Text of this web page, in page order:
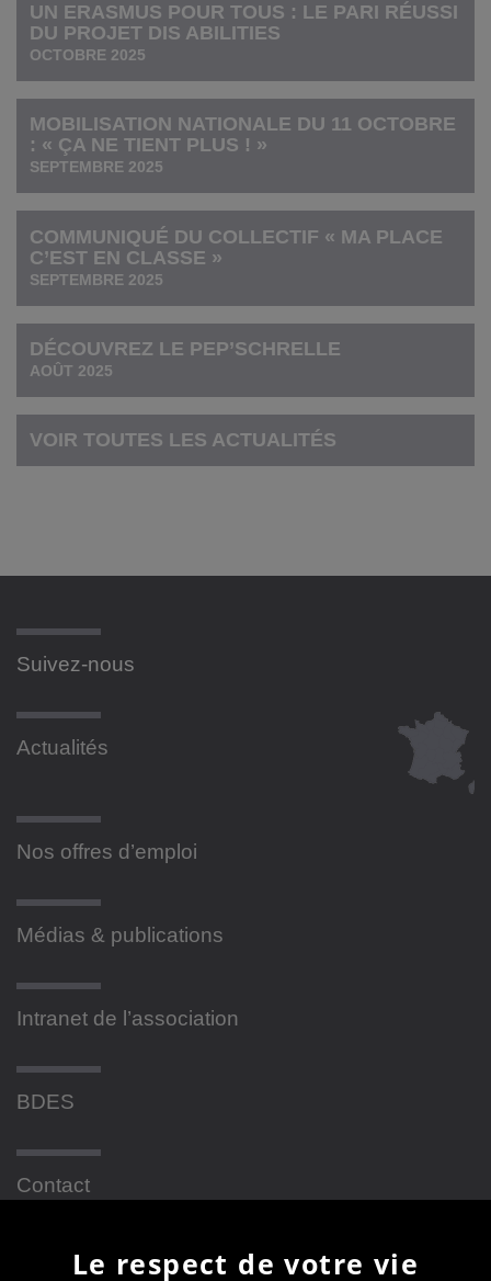
UN ERASMUS POUR TOUS : LE PARI RÉUSSI
DU PROJET DIS ABILITIES
OCTOBRE 2025
MOBILISATION NATIONALE DU 11 OCTOBRE
: « ÇA NE TIENT PLUS ! »
SEPTEMBRE 2025
COMMUNIQUÉ DU COLLECTIF « MA PLACE
C’EST EN CLASSE »
SEPTEMBRE 2025
DÉCOUVREZ LE PEP’SCHRELLE
AOÛT 2025
VOIR TOUTES LES ACTUALITÉS
Suivez-nous
Actualités
Nos offres d’emploi
Médias & publications
Intranet de l’association
BDES
Contact
Le respect de votre vie